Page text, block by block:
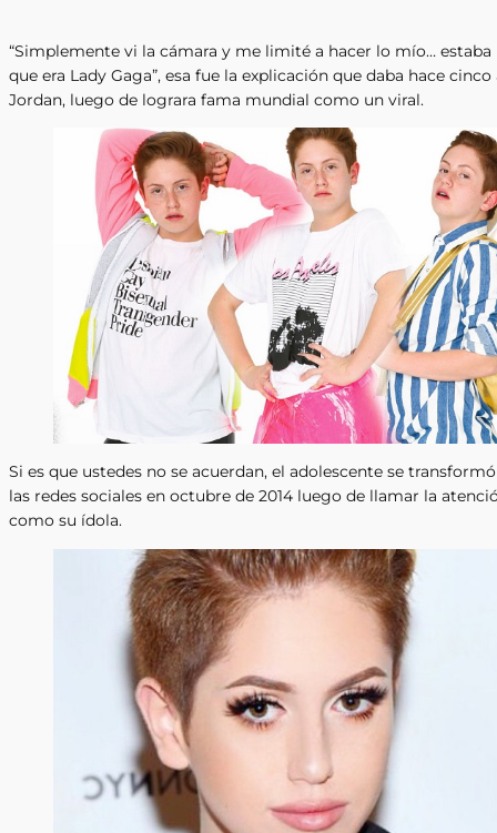
“Simplemente vi la cámara y me limité a hacer lo mío…
que era Lady Gaga”, esa fue la explicación que daba hace
Jordan, luego de lograra fama mundial como un viral.
Si es que ustedes no se acuerdan, el adolescente se
las redes sociales en octubre de 2014 luego de llamar la
como su ídola.